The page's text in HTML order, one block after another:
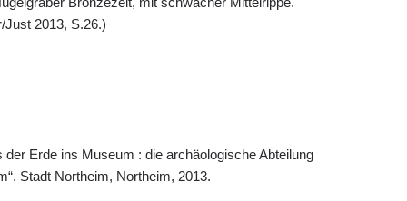
Just 2013, S.26.)
der Erde ins Museum : die archäologische Abteilung
Stadt Northeim, Northeim, 2013.